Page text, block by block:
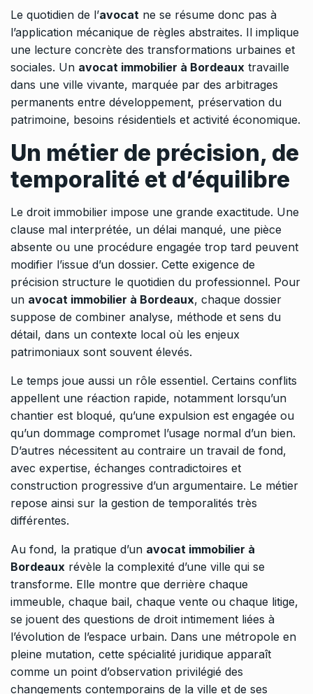
Le quotidien de l’avocat ne se résume donc pas à
l’application mécanique de règles abstraites. Il implique
une lecture concrète des transformations urbaines et
sociales. Un avocat immobilier à Bordeaux travaille
dans une ville vivante, marquée par des arbitrages
permanents entre développement, préservation du
patrimoine, besoins résidentiels et activité économique.
Un métier de précision, de
temporalité et d’équilibre
Le droit immobilier impose une grande exactitude. Une
clause mal interprétée, un délai manqué, une pièce
absente ou une procédure engagée trop tard peuvent
modifier l’issue d’un dossier. Cette exigence de
précision structure le quotidien du professionnel. Pour
un avocat immobilier à Bordeaux, chaque dossier
suppose de combiner analyse, méthode et sens du
détail, dans un contexte local où les enjeux
patrimoniaux sont souvent élevés.
Le temps joue aussi un rôle essentiel. Certains conflits
appellent une réaction rapide, notamment lorsqu’un
chantier est bloqué, qu’une expulsion est engagée ou
qu’un dommage compromet l’usage normal d’un bien.
D’autres nécessitent au contraire un travail de fond,
avec expertise, échanges contradictoires et
construction progressive d’un argumentaire. Le métier
repose ainsi sur la gestion de temporalités très
différentes.
Au fond, la pratique d’un avocat immobilier à
Bordeaux révèle la complexité d’une ville qui se
transforme. Elle montre que derrière chaque
immeuble, chaque bail, chaque vente ou chaque litige,
se jouent des questions de droit intimement liées à
l’évolution de l’espace urbain. Dans une métropole en
pleine mutation, cette spécialité juridique apparaît
comme un point d’observation privilégié des
changements contemporains de la ville et de ses